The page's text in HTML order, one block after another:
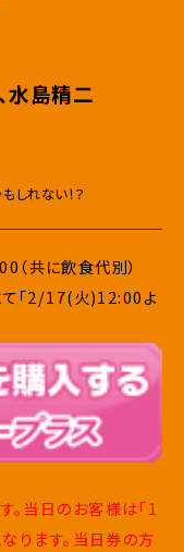
水島精二
しれない！？
共に飲食代別）
「2/17(火)12:00よ
。当日のお客様は「1
ります。当日券の方